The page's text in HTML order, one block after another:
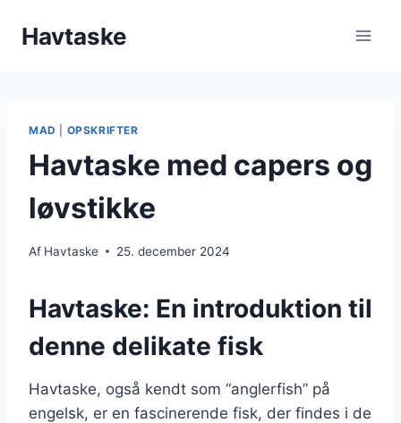
Havtaske
MAD OPSKRIFTER
Havtaske med capers og
løvstikke
Af Havtaske 25. december 2024
Havtaske: En introduktion til
denne delikate fisk
Havtaske, også kendt som “anglerfish” på
engelsk, er en fascinerende fisk, der findes i de